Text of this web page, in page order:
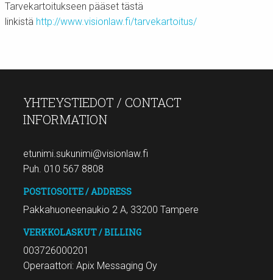
Tarvekartoitukseen pääset tästä
linkistä http://www.visionlaw.fi/tarvekartoitus/
YHTEYSTIEDOT / CONTACT
INFORMATION
etunimi.sukunimi@visionlaw.fi
Puh. 010 567 8808
POSTIOSOITE / ADDRESS
Pakkahuoneenaukio 2 A, 33200 Tampere
VERKKOLASKUT / BILLING
003726000201
Operaattori: Apix Messaging Oy